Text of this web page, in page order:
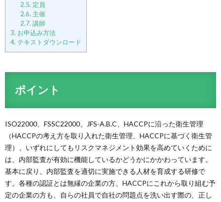
2.5. 定員
2.6. 主催
2.7. 講師
3. お申込み方法
4. テキストダウンロード
ポイント
ISO22000、FSSC22000、JFS-A.B.C、HACCPに沿った衛生管理
（HACCPの考え方を取り入れた衛生管理、HACCPに基づく衛生管
理）、いずれにしてもリスクマネジメント効果を高めていくために
は、内部監査が有効に機能しているかどうかにかかわっています。
基本に戻り、内部監査を適切に実施できる人材を育成する研修で
す。各種の認証とは無縁の企業の方、HACCPにこれから取り組む予
定の企業の方も、自らの社員で自社の問題点を洗い出す際の、正し